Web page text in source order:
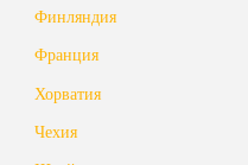
Финляндия
Франция
Хорватия
Чехия